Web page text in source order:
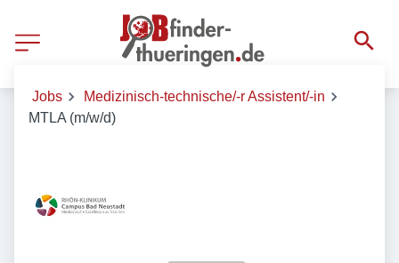
Jobs
Medizinisch-technische/-r Assistent/-in
MTLA (m/w/d)